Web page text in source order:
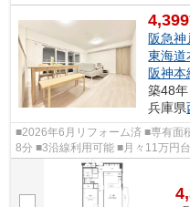
4,399
阪急神
東海道
阪神本
築48
兵庫県
■2026年6月リフォーム済 ■専有面
8分 ■3沿線利用可能 ■月々11万円
通風良好 ■２面バルコニー ■食洗機